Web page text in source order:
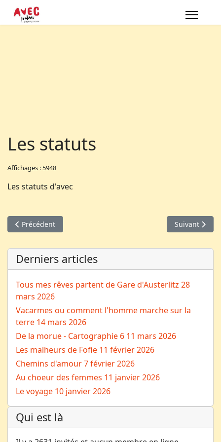
Les statuts
Affichages : 5948
Les statuts d'avec
Article précédent : AVEC, vous avez dit AVEC ?
Précédent Article
Suivant
Derniers articles
Tous mes rêves partent de Gare d'Austerlitz 28
mars 2026
Vacarmes ou comment l'homme marche sur la
terre 14 mars 2026
De la morue - Cartographie 6 11 mars 2026
Les malheurs de Fofie 11 février 2026
Chemins d'amour7 février 2026
Au choeur des femmes 11 janvier 2026
Le voyage 10 janvier 2026
Qui est là